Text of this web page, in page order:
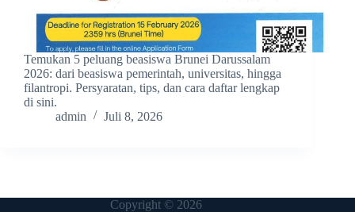
Temukan 5 peluang beasiswa Brunei Darussalam
2026: dari beasiswa pemerintah, universitas, hingga
filantropi. Persyaratan, tips, dan cara daftar lengkap
di sini.
admin
Juli 8, 2026
Copyright © 2026